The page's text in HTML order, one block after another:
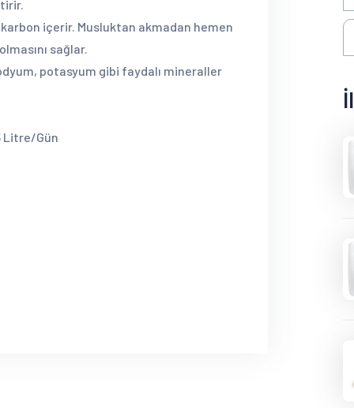
içerir. Musluktan akmadan hemen
sağlar.
potasyum gibi faydalı mineraller
Litre/Gün